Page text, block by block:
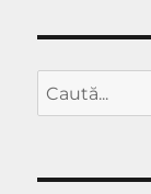
Caută
după: